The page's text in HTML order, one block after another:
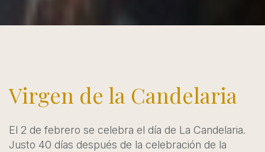
Virgen de la Candelaria
El 2 de febrero se celebra el día de La Candelaria.
Justo 40 días después de la celebración de la